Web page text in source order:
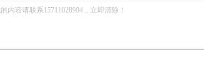
容请联系15711028904，立即清除！